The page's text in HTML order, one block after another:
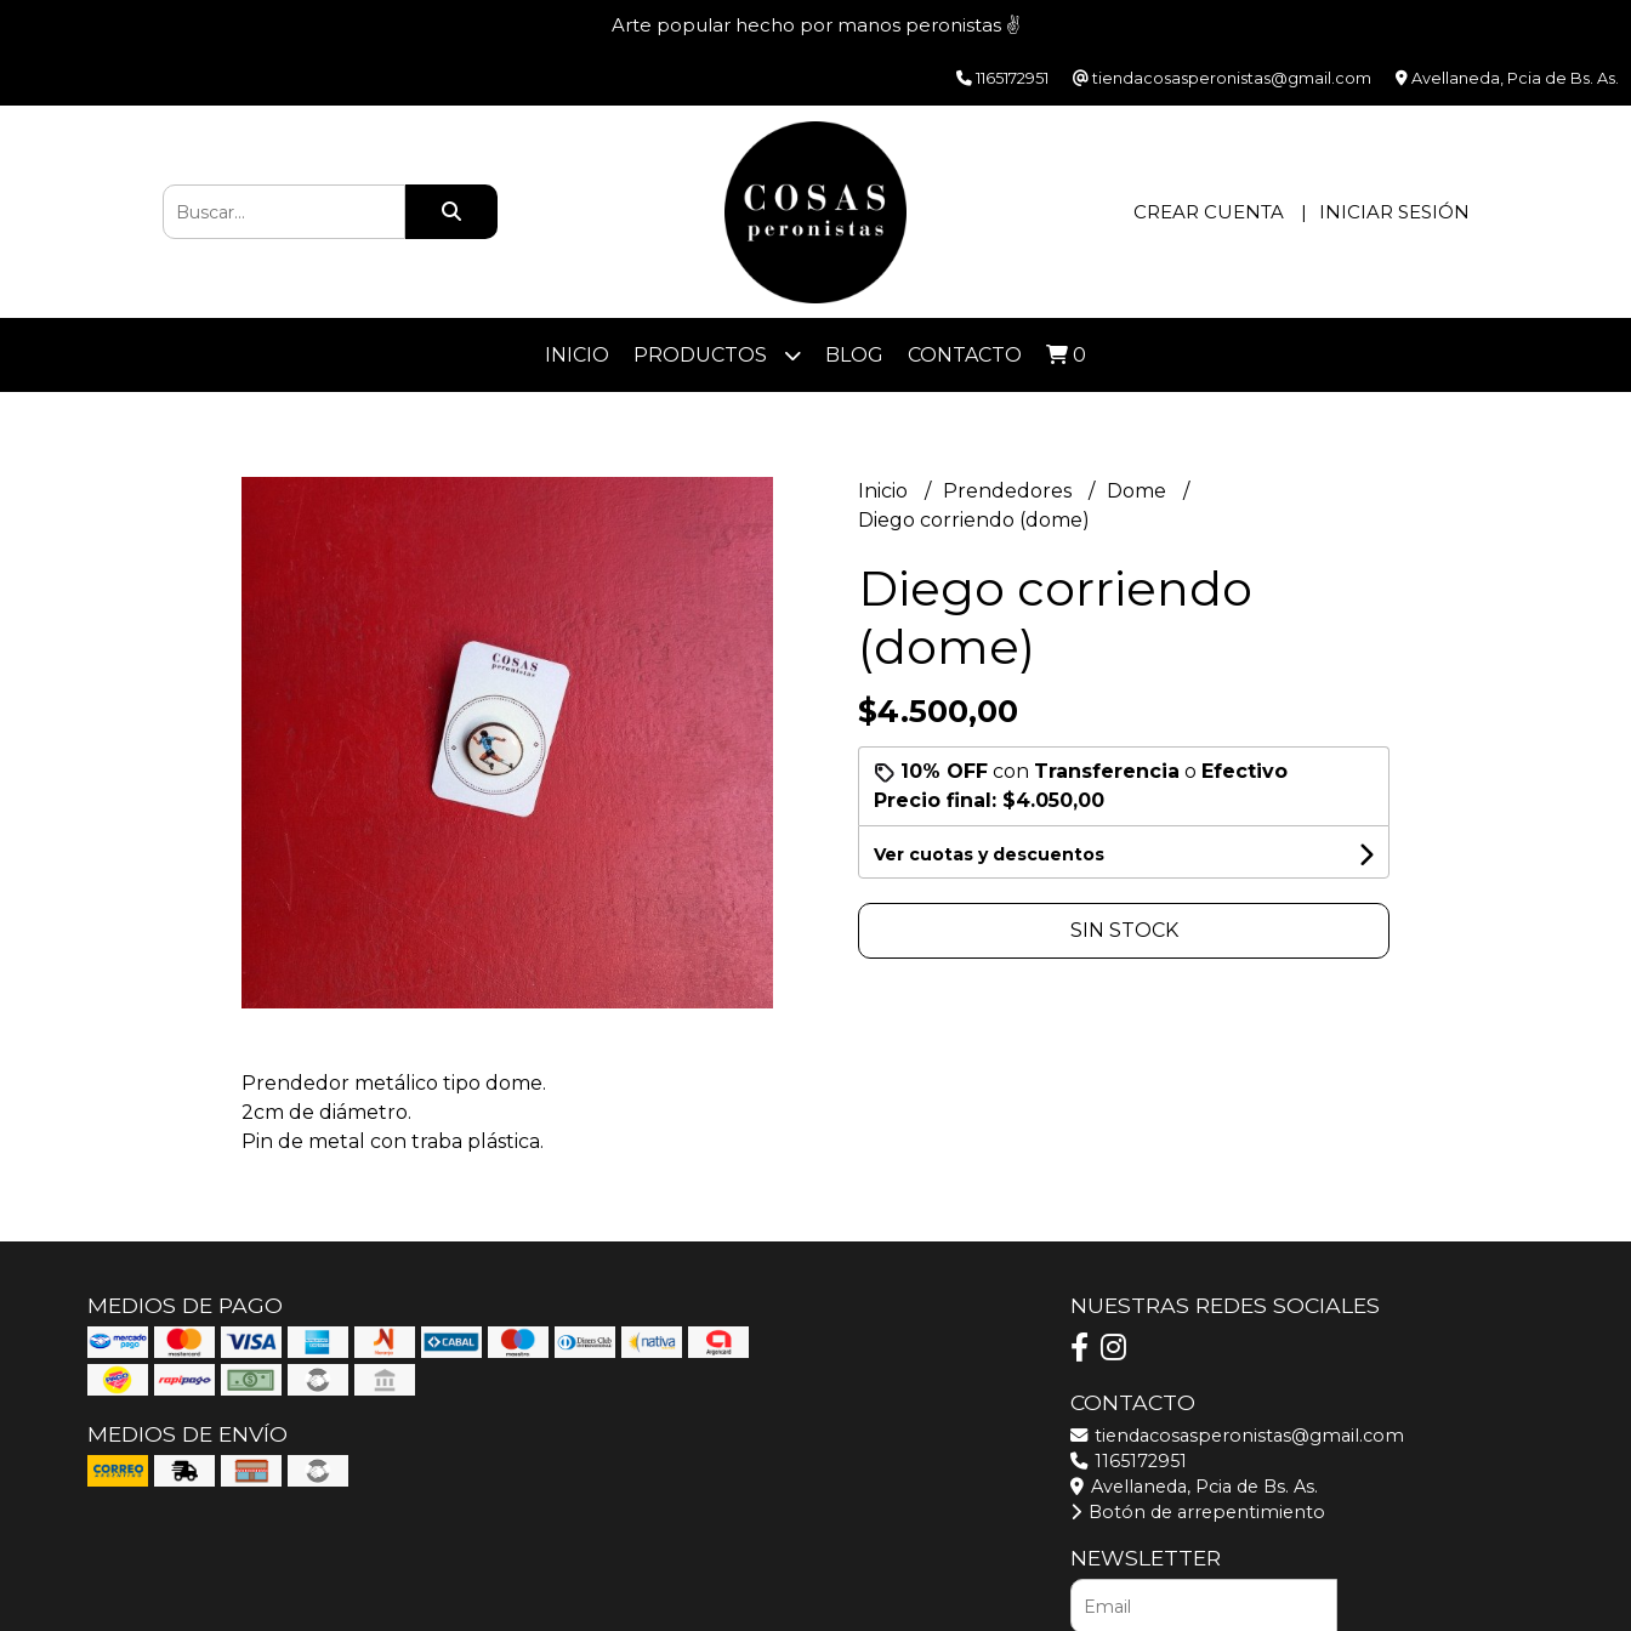
Arte popular hecho por manos peronistas ✌️
1165172951 tiendacosasperonistas@gmail.com Avellaneda, Pcia de Bs. As.
CREAR CUENTA INICIAR SESIÓN
INICIO PRODUCTOS BLOG CONTACTO 0
Prendedor metálico tipo dome.
2cm de diámetro.
Pin de metal con traba plástica.
Inicio Prendedores
Dome
Diego corriendo (dome)
Diego corriendo
(dome)
$4.500,00
10% OFF con Transferencia o Efectivo
Precio final: $4.050,00
Ver cuotas y descuentos
SIN STOCK
MEDIOS DE PAGO
MEDIOS DE ENVÍO
NUESTRAS REDES SOCIALES
CONTACTO
tiendacosasperonistas@gmail.com
1165172951
Avellaneda, Pcia de Bs. As.
Botón de arrepentimiento
NEWSLETTER